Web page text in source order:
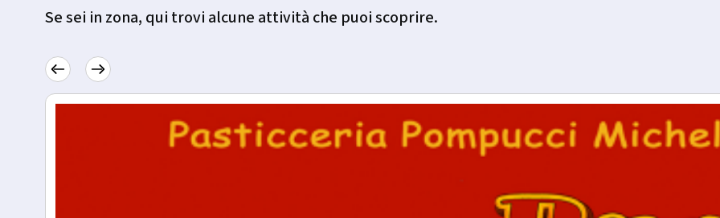
Se sei in zona, qui trovi alcune attività che puoi scoprire.